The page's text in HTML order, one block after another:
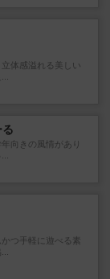
立体感溢れる美しい
向きの風情があり
つ手軽に遊べる素